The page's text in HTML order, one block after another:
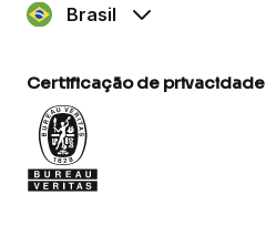
Brasil
Certificação de privacidade